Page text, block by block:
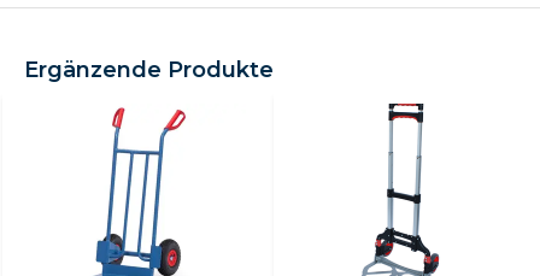
Ergänzende Produkte